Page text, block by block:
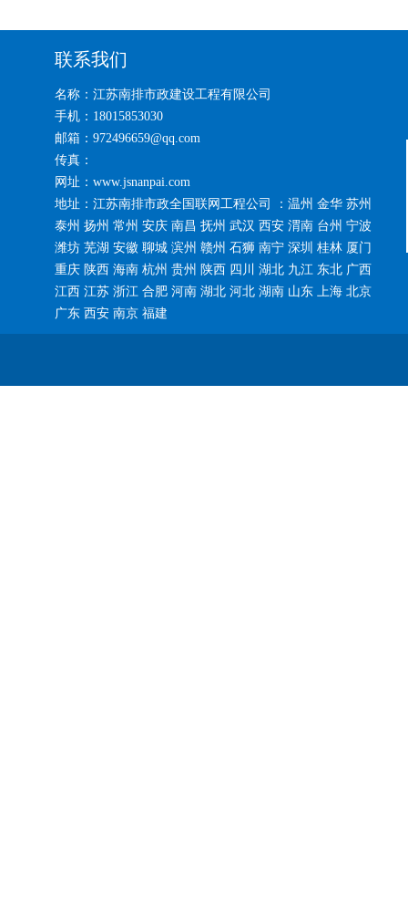
联系我们
名称：江苏南排市政建设工程有限公司
手机：18015853030
邮箱：972496659@qq.com
传真：
网址：www.jsnanpai.com
地址：江苏南排市政全国联网工程公司 ：温州 金华 苏州
泰州 扬州 常州 安庆 南昌 抚州 武汉 西安 渭南 台州 宁波
潍坊 芜湖 安徽 聊城 滨州 赣州 石狮 南宁 深圳 桂林 厦门
重庆 陕西 海南 杭州 贵州 陕西 四川 湖北 九江 东北 广西
江西 江苏 浙江 合肥 河南 湖北 河北 湖南 山东 上海 北京
广东 西安 南京 福建